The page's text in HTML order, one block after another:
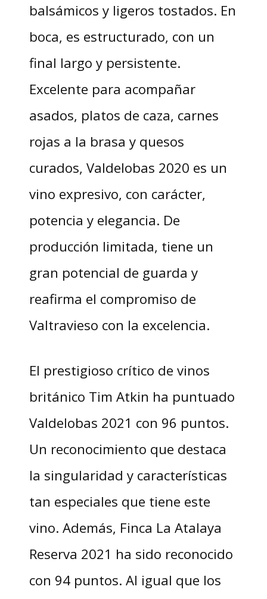
balsámicos y ligeros tostados. En
boca, es estructurado, con un
final largo y persistente.
Excelente para acompañar
asados, platos de caza, carnes
rojas a la brasa y quesos
curados, Valdelobas 2020 es un
vino expresivo, con carácter,
potencia y elegancia. De
producción limitada, tiene un
gran potencial de guarda y
reafirma el compromiso de
Valtravieso con la excelencia.
El prestigioso crítico de vinos
británico Tim Atkin ha puntuado
Valdelobas 2021 con 96 puntos.
Un reconocimiento que destaca
la singularidad y características
tan especiales que tiene este
vino. Además, Finca La Atalaya
Reserva 2021 ha sido reconocido
con 94 puntos. Al igual que los